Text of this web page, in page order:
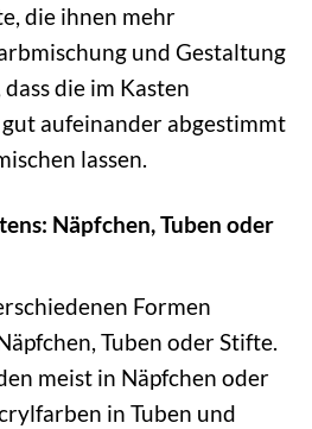
die ihnen mehr
und Gestaltung
die im Kasten
aufeinander abgestimmt
lassen.
Näpfchen, Tuben oder
Formen
Tuben oder Stifte.
meist in Näpfchen oder
in Tuben und